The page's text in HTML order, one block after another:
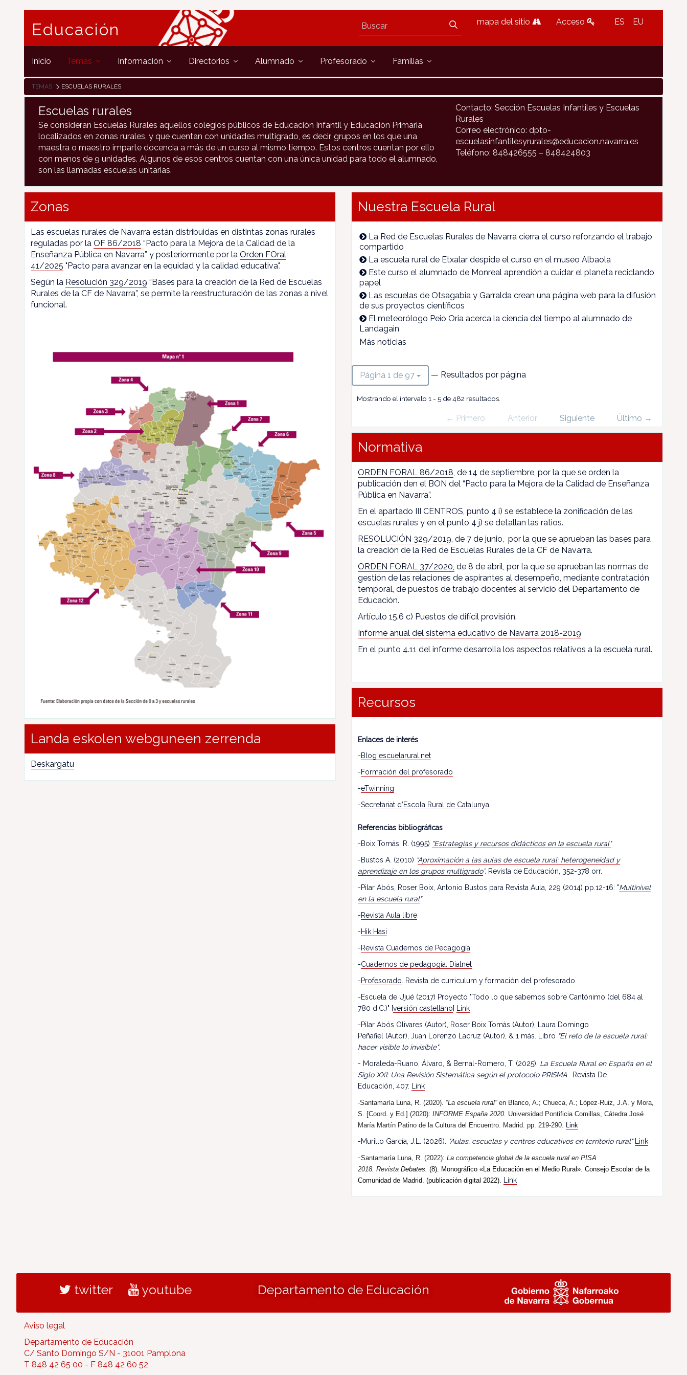
Educación mapa del sitio Acceso ES EU
Inicio Temas Información Directorios Alumnado Profesorado Familias
TEMAS ESCUELAS RURALES
Escuelas rurales
Se consideran Escuelas Rurales aquellos colegios públicos de Educación Infantil y Educación Primaria
localizados en zonas rurales, y que cuentan con unidades multigrado, es decir, grupos en los que una
maestra o maestro imparte docencia a más de un curso al mismo tiempo. Estos centros cuentan por ello
con menos de 9 unidades. Algunos de esos centros cuentan con una única unidad para todo el alumnado,
son las llamadas escuelas unitarias.
Contacto: Sección Escuelas Infantiles y Escuelas
Rurales
Correo electrónico: dpto-
escuelasinfantilesyrurales@educacion.navarra.es
Teléfono: 848426555 – 848424803
Zonas
Las escuelas rurales de Navarra están distribuidas en distintas zonas rurales
reguladas por la OF 86/2018 “Pacto para la Mejora de la Calidad de la
Enseñanza Pública en Navarra” y posteriormente por la Orden FOral
41/2025 "Pacto para avanzar en la equidad y la calidad educativa".
Según la Resolución 329/2019 “Bases para la creación de la Red de Escuelas
Rurales de la CF de Navarra”, se permite la reestructuración de las zonas a nivel
funcional.
Landa eskolen webguneen zerrenda
Deskargatu
Nuestra Escuela Rural
La Red de Escuelas Rurales de Navarra cierra el curso reforzando el trabajo
compartido
La escuela rural de Etxalar despide el curso en el museo Albaola
Este curso el alumnado de Monreal aprendión a cuidar el planeta reciclando
papel
Las escuelas de Otsagabia y Garralda crean una página web para la difusión
de sus proyectos científicos
El meteorólogo Peio Oria acerca la ciencia del tiempo al alumnado de
Landagain
Más noticias
Página 1 de 97 — Resultados por página
Mostrando el intervalo 1 - 5 de 482 resultados.
← Primero Anterior Siguiente Último →
Normativa
ORDEN FORAL 86/2018, de 14 de septiembre, por la que se orden la
publicación den el BON del “Pacto para la Mejora de la Calidad de Enseñanza
Pública en Navarra”.
En el apartado III CENTROS, punto 4 i) se establece la zonificación de las
escuelas rurales y en el punto 4 j) se detallan las ratios.
RESOLUCIÓN 329/2019, de 7 de junio, por la que se aprueban las bases para
la creación de la Red de Escuelas Rurales de la CF de Navarra.
ORDEN FORAL 37/2020, de 8 de abril, por la que se aprueban las normas de
gestión de las relaciones de aspirantes al desempeño, mediante contratación
temporal, de puestos de trabajo docentes al servicio del Departamento de
Educación.
Artículo 15.6 c) Puestos de difícil provisión.
Informe anual del sistema educativo de Navarra 2018-2019
En el punto 4.11 del informe desarrolla los aspectos relativos a la escuela rural.
Recursos
Enlaces de interés
-Blog escuelarural.net
-Formación del profesorado
-eTwinning
-Secretariat d’Escola Rural de Catalunya
Referencias bibliográficas
-Boix Tomás, R. (1995) "Estrategias y recursos didácticos en la escuela rural"
-Bustos A. (2010) “Aproximación a las aulas de escuela rural: heterogeneidad y
aprendizaje en los grupos multigrado”. Revista de Educación, 352-378 orr.
-Pilar Abós, Roser Boix, Antonio Bustos para Revista Aula, 229 (2014) pp.12-16: "Multinivel
en la escuela rural"
-Revista Aula libre
-Hik Hasi
-Revista Cuadernos de Pedagogía
-Cuadernos de pedagogía. Dialnet
-Profesorado . Revista de curriculum y formación del profesorado
-Escuela de Ujué (2017) Proyecto "Todo lo que sabemos sobre Cantónimo (del 684 al
780 d.C.)" [versión castellano]
Link
-Pilar Abós Olivares (Autor), Roser Boix Tomàs (Autor), Laura Domingo
Peñafiel (Autor), Juan Lorenzo Lacruz (Autor), & 1 más. Libro "El reto de la escuela rural:
hacer visible lo invisible".
- Moraleda-Ruano, Álvaro, & Bernal-Romero, T. (2025). La Escuela Rural en España en el
Siglo XXI: Una Revisión Sistemática según el protocolo PRISMA . Revista De
Educación, 407.
Link
-Santamaría Luna, R. (2020). “La escuela rural”en Blanco, A.; Chueca, A.; López-Ruiz, J.A. y Mora,
S. [Coord. y Ed.] (2020): INFORME España 2020. Universidad Pontificia Comillas, Cátedra José
María Martín Patino de la Cultura del Encuentro. Madrid. pp. 219-290. Link
-Murillo García, J.L. (2026). "Aulas, escuelas y centros educativos en territorio rural"
Link
-Santamaría Luna, R. (2022): La competencia global de la escuela rural en PISA
2018. Revista Debates. (8). Monográfico «La Educación en el Medio Rural». Consejo Escolar de la
Comunidad de Madrid. (publicación digital 2022).
Link
twitter youtube Departamento de Educación
Aviso legal
Departamento de Educación
C/ Santo Domingo S/N - 31001 Pamplona
T 848 42 65 00 - F 848 42 60 52